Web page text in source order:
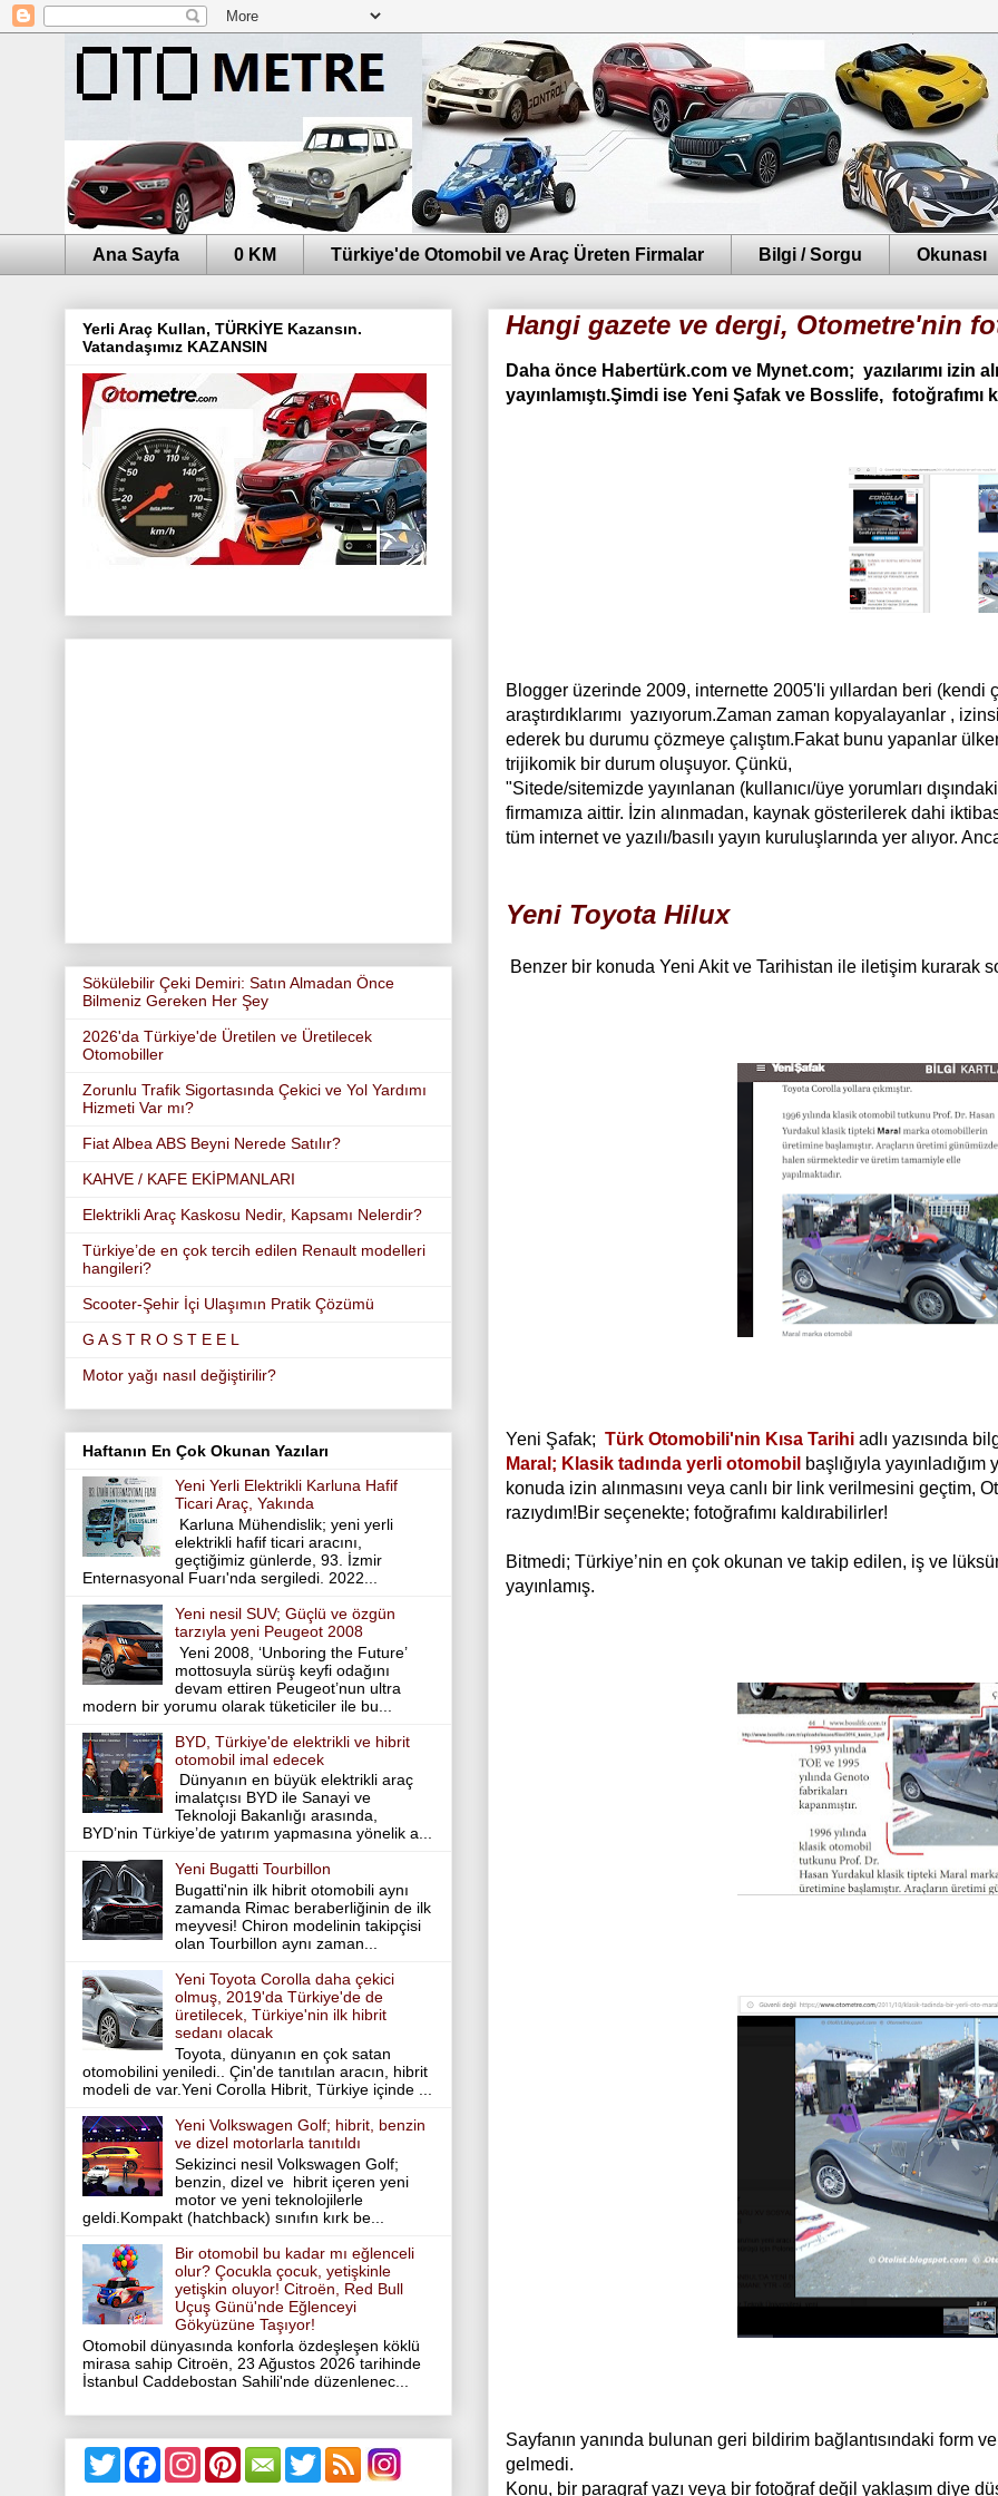
Ana Sayfa 0 KM Türkiye'de Otomobil ve Araç Üreten Firmalar Bilgi / Sorgu Okunası
Hangi gazete ve dergi, Otometre'nin
Daha önce Habertürk.com ve Mynet.com; yazılarımı izin
yayınlamıştı.Şimdi ise Yeni Şafak ve Bosslife,
Blogger üzerinde 2009, internette 2005'li yıllardan beri (kendi
araştırdıklarımı yazıyorum.Zaman zaman kopyalayanlar ,
ederek bu durumu çözmeye çalıştım.Fakat bunu yapanlar
trijikomik bir durum oluşuyor. Çünkü,
"Sitede/sitemizde yayınlanan (kullanıcı/üye yorumları
firmamıza aittir. İzin alınmadan, kaynak gösterilerek dahi
tüm internet ve yazılı/basılı yayın kuruluşlarında yer alıyor.
Yeni Toyota Hilux
Benzer bir konuda Yeni Akit ve Tarihistan ile iletişim kurarak
Yeni Şafak; Türk Otomobili'nin Kısa Tarihi adlı yazısında
Maral; Klasik tadında yerli otomobil başlığıyla
konuda izin alınmasını veya canlı bir link verilmesini geçtim,
razıydım!Bir seçenekte; fotoğrafımı kaldırabilirler!
Bitmedi; Türkiye’nin en çok okunan ve takip edilen, iş ve
yayınlamış.
Sayfanın yanında bulunan geri bildirim bağlantısındaki form
gelmedi.
Konu, bir paragraf yazı veya bir fotoğraf değil yaklaşım diye
Yerli Araç Kullan, TÜRKİYE Kazansın.
Vatandaşımız KAZANSIN
Sökülebilir Çeki Demiri: Satın Almadan Önce
Bilmeniz Gereken Her Şey
2026'da Türkiye'de Üretilen ve Üretilecek
Otomobiller
Zorunlu Trafik Sigortasında Çekici ve Yol Yardımı
Hizmeti Var mı?
Fiat Albea ABS Beyni Nerede Satılır?
KAHVE / KAFE EKİPMANLARI
Elektrikli Araç Kaskosu Nedir, Kapsamı Nelerdir?
Türkiye’de en çok tercih edilen Renault modelleri
hangileri?
Scooter-Şehir İçi Ulaşımın Pratik Çözümü
G A S T R O S T E E L
Motor yağı nasıl değiştirilir?
Haftanın En Çok Okunan Yazıları
Yeni Yerli Elektrikli Karluna Hafif
Ticari Araç, Yakında
Karluna Mühendislik; yeni yerli
elektrikli hafif ticari aracını,
geçtiğimiz günlerde, 93. İzmir
Enternasyonal Fuarı'nda sergiledi. 2022...
Yeni nesil SUV; Güçlü ve özgün
tarzıyla yeni Peugeot 2008
Yeni 2008, ‘Unboring the Future’
mottosuyla sürüş keyfi odağını
devam ettiren Peugeot’nun ultra
modern bir yorumu olarak tüketiciler ile bu...
BYD, Türkiye'de elektrikli ve hibrit
otomobil imal edecek
Dünyanın en büyük elektrikli araç
imalatçısı BYD ile Sanayi ve
Teknoloji Bakanlığı arasında,
BYD’nin Türkiye’de yatırım yapmasına yönelik a...
Yeni Bugatti Tourbillon
Bugatti'nin ilk hibrit otomobili aynı
zamanda Rimac beraberliğinin de ilk
meyvesi! Chiron modelinin takipçisi
olan Tourbillon aynı zaman...
Yeni Toyota Corolla daha çekici
olmuş, 2019'da Türkiye'de de
üretilecek, Türkiye'nin ilk hibrit
sedanı olacak
Toyota, dünyanın en çok satan
otomobilini yeniledi.. Çin'de tanıtılan aracın, hibrit
modeli de var.Yeni Corolla Hibrit, Türkiye içinde ...
Yeni Volkswagen Golf; hibrit, benzin
ve dizel motorlarla tanıtıldı
Sekizinci nesil Volkswagen Golf;
benzin, dizel ve hibrit içeren yeni
motor ve yeni teknolojilerle
geldi.Kompakt (hatchback) sınıfın kırk be...
Bir otomobil bu kadar mı eğlenceli
olur? Çocukla çocuk, yetişkinle
yetişkin oluyor! Citroën, Red Bull
Uçuş Günü'nde Eğlenceyi
Gökyüzüne Taşıyor!
Otomobil dünyasında konforla özdeşleşen köklü
mirasa sahip Citroën, 23 Ağustos 2026 tarihinde
İstanbul Caddebostan Sahili'nde düzenlenec...
T
w
F
P
T